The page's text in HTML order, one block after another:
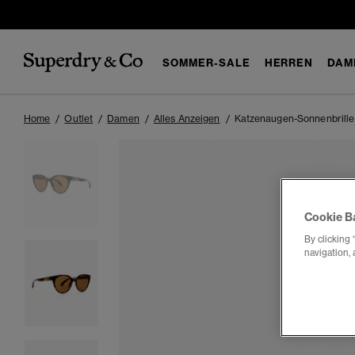
SOMMER-SALE HERREN
Home Outlet Damen Alles Anzeigen Katzenaugen-Sonnenbrille
Cookie
By clicking
navigation,